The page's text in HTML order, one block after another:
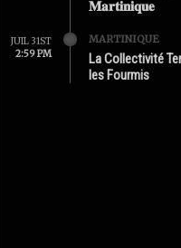
𝐌𝐚𝐫𝐭𝐢𝐧𝐢𝐪𝐮𝐞
JUIL 31ST
2:59 PM
MARTINIQUE
La Collectivité
les Fourmis